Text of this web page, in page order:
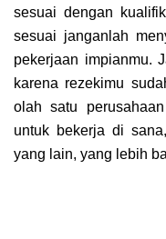
sesuai dengan
sesuai janganlah
pekerjaan impianmu.
karena rezekimu
olah satu
untuk bekerja di
yang lain, yang lebih